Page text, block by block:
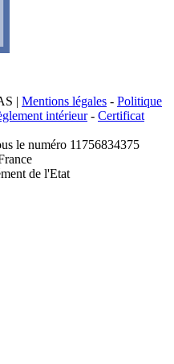
| Mentions légales - Politique
intérieur- Certificat
le numéro 11756834375
de l'Etat